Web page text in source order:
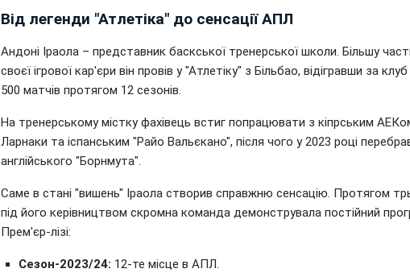
Від легенди "Атлетіка" до сенсації АПЛ
Андоні Іраола – представник баскської тренерської школи. Більшу
своєї ігрової кар'єри він провів у "Атлетіку" з Більбао, відігравши за
500 матчів протягом 12 сезонів.
На тренерському містку фахівець встиг попрацювати з кіпрським
Ларнаки та іспанським "Райо Вальєкано", після чого у 2023 році
англійського "Борнмута".
Саме в стані "вишень" Іраола створив справжню сенсацію. Протягом
під його керівництвом скромна команда демонструвала постійний
Прем'єр-лізі:
Сезон-2023/24: 12-те місце в АПЛ.